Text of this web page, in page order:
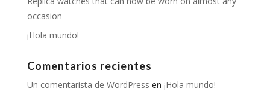
occasion
¡Hola mundo!
Comentarios recientes
Un comentarista de WordPress en ¡Hola mundo!